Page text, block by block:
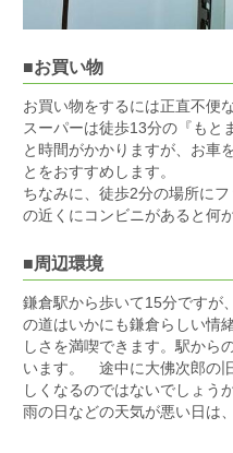
■お買い物
お買い物をするには正直不便
スーパーは徒歩13分の『もと
と時間がかかりますが、お車
とをおすすめします。
ちなみに、徒歩2分の場所に
の近くにコンビニがあると何
■周辺環境
鎌倉駅から歩いて15分ですが
の道はいかにも鎌倉らしい情
しさを満喫できます。駅から
います。 途中に大佛次郎の
しくなるのではないでしょう
雨の日などの天気が悪い日は